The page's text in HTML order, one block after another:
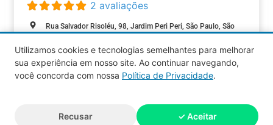
2 avaliações
Rua Salvador Risoléu, 98, Jardim Peri Peri, São Paulo, São
EVENTOS Closed today:
reservados.
Utilizamos cookies e tecnologias semelhantes para melhorar
sua experiência em nosso site. Ao continuar navegando,
você concorda com nossa Política de Privacidade.
Recusar ✓ Aceitar